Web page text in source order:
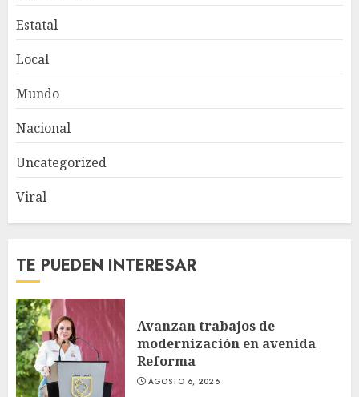
Estatal
Local
Mundo
Nacional
Uncategorized
Viral
TE PUEDEN INTERESAR
Avanzan trabajos de
modernización en avenida
Reforma
AGOSTO 6, 2026